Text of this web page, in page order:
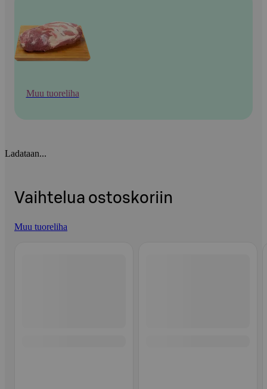
Muu tuoreliha
Ladataan...
Vaihtelua ostoskoriin
Muu tuoreliha